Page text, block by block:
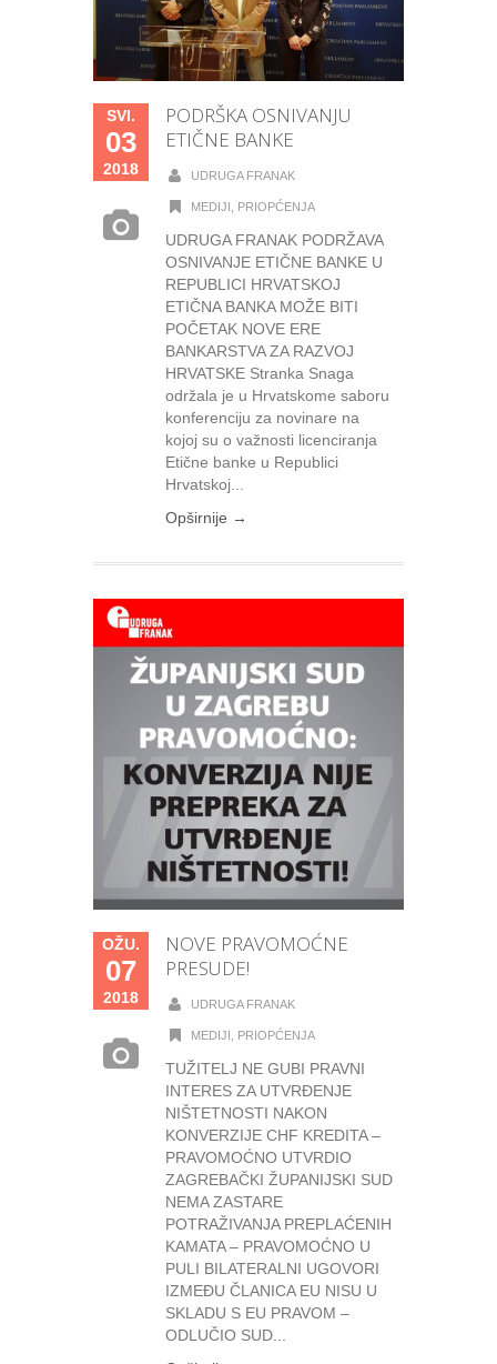
SVI.
03
2018
PODRŠKA OSNIVANJU
ETIČNE BANKE
UDRUGA FRANAK
MEDIJI PRIOPĆENJA
UDRUGA FRANAK PODRŽAVA
OSNIVANJE ETIČNE BANKE U
REPUBLICI HRVATSKOJ
ETIČNA BANKA MOŽE BITI
POČETAK NOVE ERE
BANKARSTVA ZA RAZVOJ
HRVATSKE Stranka Snaga
održala je u Hrvatskome saboru
konferenciju za novinare na
kojoj su o važnosti licenciranja
Etične banke u Republici
Hrvatskoj...
Opširnije →
OŽU.
07
2018
NOVE PRAVOMOĆNE
PRESUDE!
UDRUGA FRANAK
MEDIJI PRIOPĆENJA
TUŽITELJ NE GUBI PRAVNI
INTERES ZA UTVRĐENJE
NIŠTETNOSTI NAKON
KONVERZIJE CHF KREDITA –
PRAVOMOĆNO UTVRDIO
ZAGREBAČKI ŽUPANIJSKI SUD
NEMA ZASTARE
POTRAŽIVANJA PREPLAĆENIH
KAMATA – PRAVOMOĆNO U
PULI BILATERALNI UGOVORI
IZMEĐU ČLANICA EU NISU U
SKLADU S EU PRAVOM –
ODLUČIO SUD...